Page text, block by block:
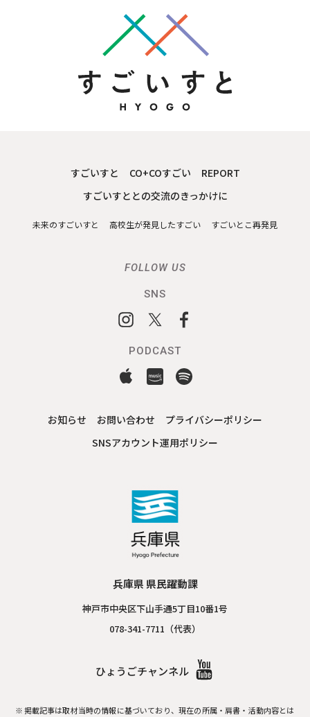
すごいすと CO+COすごい
REPORT
すごいすととの交流のきっかけに
未来のすごいすと 高校生が発見したすごい すごいとこ再発見
FOLLOW US
SNS
PODCAST
お知らせ お問い合わせ
プライバシーポリシー
SNSアカウント運用ポリシー
兵庫県 県民躍動課
神戸市中央区下山手通5丁目10番1号
078-341-7711（代表）
ひょうごチャンネル
掲載記事は取材当時の情報に基づいており、現在の所属・肩書・活動内容とは